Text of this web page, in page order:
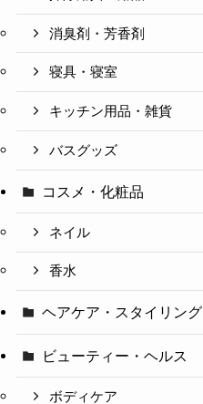
消臭剤・芳香剤
寝具・寝室
キッチン用品・雑貨
バスグッズ
コスメ・化粧品
ネイル
香水
ヘアケア・スタイリング
ビューティー・ヘルス
ボディケア